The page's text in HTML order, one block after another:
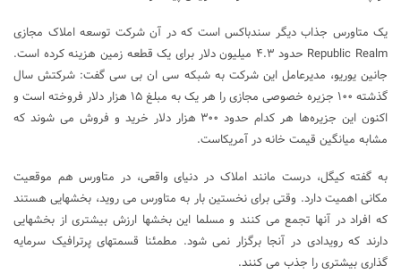
یک متاورس جذاب دیگر سندباکس است که در آن شرکت توسعه املاک مجازی
Republic Realm حدود ۴.۳ میلیون دلار برای یک قطعه زمین هزینه کرده است.
جانین یوریو، مدیرعامل این شرکت به شبکه سی ان بی سی گفت: شرکتش سال
گذشته ۱۰۰ جزیره خصوصی مجازی را هر یک به مبلغ ۱۵ هزار دلار فروخته است و
اکنون این جزیره‌ها هر کدام حدود ۳۰۰ هزار دلار خرید و فروش می شوند که
مشابه میانگین قیمت خانه در آمریکاست.
به گفته کیگل، درست مانند املاک در دنیای واقعی، در متاورس هم موقعیت
مکانی اهمیت دارد. وقتی برای نخستین بار به متاورس می روید، بخشهایی هستند
که افراد در آنها تجمع می کنند و مسلما این بخشها ارزش بیشتری از بخشهایی
دارند که رویدادی در آنجا برگزار نمی شود. مطمئنا قسمتهای پرترافیک سرمایه
گذاری بیشتری را جذب می کنند.